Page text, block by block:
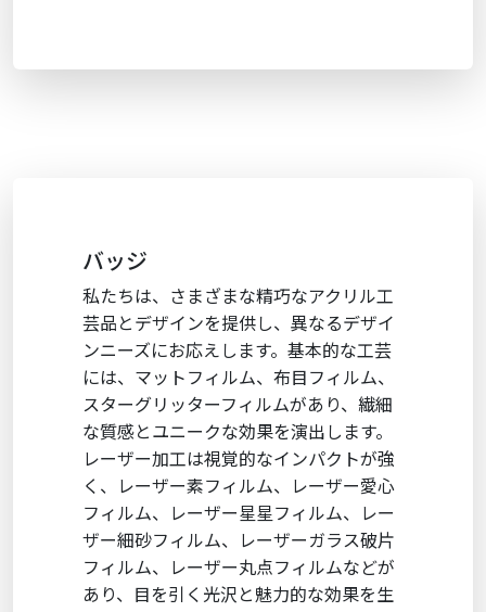
バッジ
私たちは、さまざまな精巧なアクリル工
芸品とデザインを提供し、異なるデザイ
ンニーズにお応えします。基本的な工芸
には、マットフィルム、布目フィルム、
スターグリッターフィルムがあり、繊細
な質感とユニークな効果を演出します。
レーザー加工は視覚的なインパクトが強
く、レーザー素フィルム、レーザー愛心
フィルム、レーザー星星フィルム、レー
ザー細砂フィルム、レーザーガラス破片
フィルム、レーザー丸点フィルムなどが
あり、目を引く光沢と魅力的な効果を生